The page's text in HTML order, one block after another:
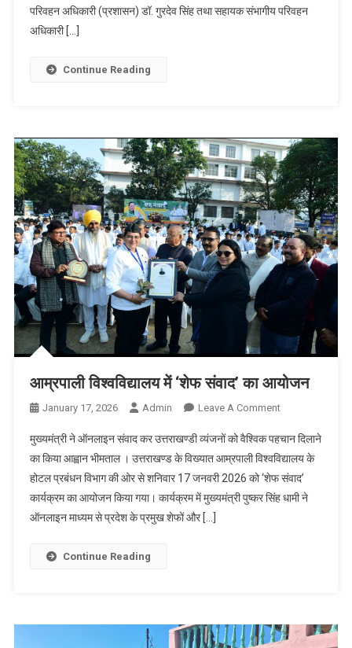
पर
आह्वान
वापस
लेने
पर
चर्चा
परिवहन अधिकारी (प्रशासन) डॉ. गुरदेव सिंह तथा सहायक संभागीय परिवहन
अधिकारी […]
Continue Reading
आम्रपाली विश्वविद्यालय में ‘शेफ संवाद’ का आयोजन
January 17, 2026 Admin Leave A CommentOn
विश्वविद्यालय
में
‘शेफ
संवाद’
मुख्यमंत्री ने ऑनलाइन संवाद कर उत्तराखण्डी व्यंजनों को वैश्विक पहचान दिलाने
का किया आह्वान भीमताल । उत्तराखण्ड के विख्यात आम्रपाली विश्वविद्यालय के
होटल प्रबंधन विभाग की ओर से शनिवार 17 जनवरी 2026 को ‘शेफ संवाद’
कार्यक्रम का आयोजन किया गया। कार्यक्रम में मुख्यमंत्री पुष्कर सिंह धामी ने
ऑनलाइन माध्यम से प्रदेश के प्रमुख शेफों और […]
Continue Reading